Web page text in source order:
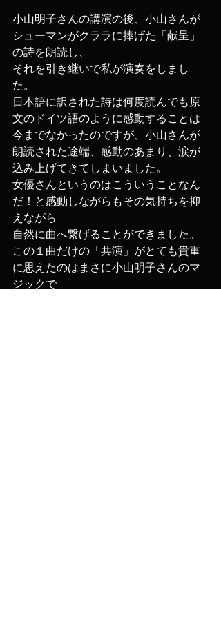
小山明子さんの講演の後、小山さんが
シューマンがクララに捧げた「献呈」
の詩を朗読し、
それを引き継いで私が演奏をしまし
た。
日本語に訳された詩は何度読んでも原
文のドイツ語のように感動することは
今までなかったのですが、小山さんが
朗読された途端、感動のあまり、涙が
込み上げてきてしまいました。
女優さんというのはこういうことなん
だ！と感動しながらもその気持ちを抑
えながら
自然に曲へ繋げることができました。
この１曲だけの「共演」がとても貴重
に思えたのはまさに小山明子さんのマ
ジックで